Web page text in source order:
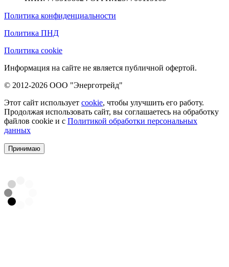
Политика конфиденциальности
Политика ПНД
Политика cookie
Информация на сайте не является публичной офертой.
© 2012-2026 ООО "Энерготрейд"
Этот сайт использует cookie, чтобы улучшить его работу.
Продолжая использовать сайт, вы соглашаетесь на обработку
файлов cookie и с Политикой обработки персональных
данных
Принимаю